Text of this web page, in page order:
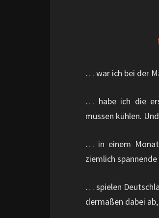
… war ich bei der
… habe ich die
müssen kühlen.
… in einem
ziemlich
… spielen
dermaßen dabei